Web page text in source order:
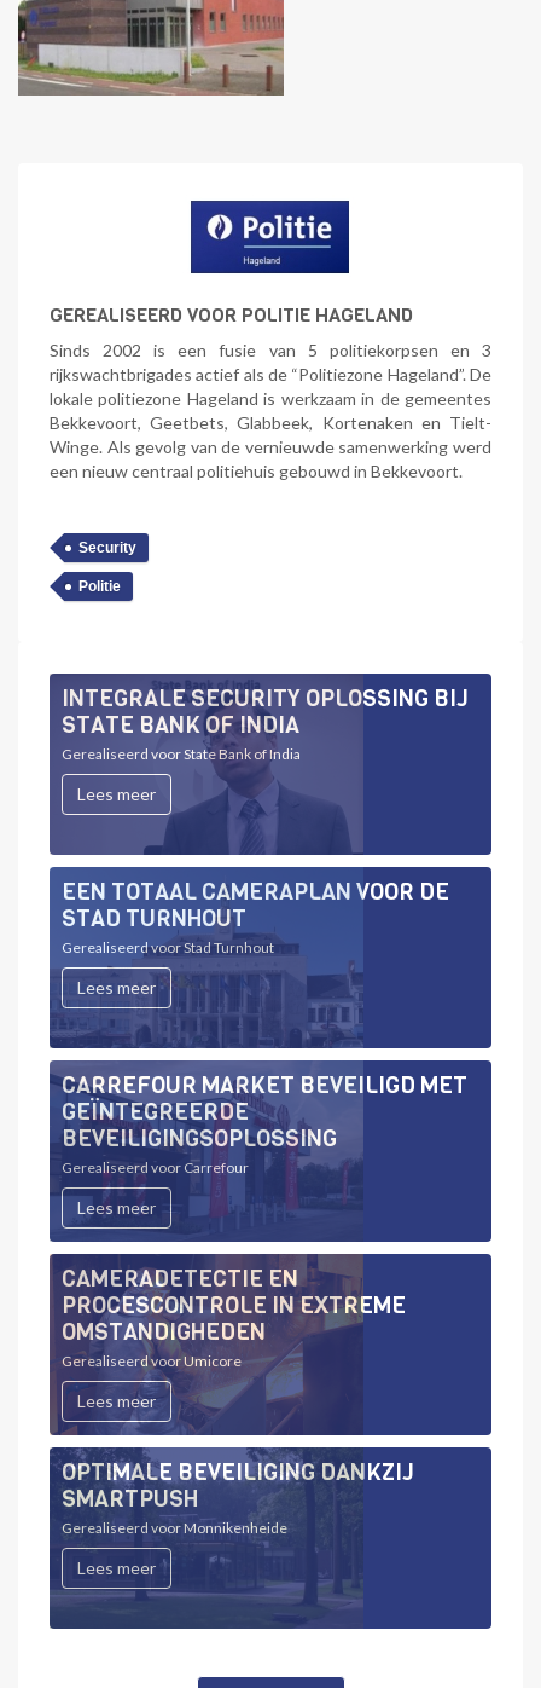
GEREALISEERD VOOR POLITIE HAGELAND
Sinds 2002 is een fusie van 5 politiekorpsen en 3
rijkswachtbrigades actief als de “Politiezone Hageland”. De
lokale politiezone Hageland is werkzaam in de gemeentes
Bekkevoort, Geetbets, Glabbeek, Kortenaken en Tielt-
Winge. Als gevolg van de vernieuwde samenwerking werd
een nieuw centraal politiehuis gebouwd in Bekkevoort.
Security
Politie
INTEGRALE SECURITY OPLOSSING BIJ
STATE BANK OF INDIA
Gerealiseerd voor State Bank of India
Lees meer
EEN TOTAAL CAMERAPLAN VOOR DE
STAD TURNHOUT
Gerealiseerd voor Stad Turnhout
Lees meer
CARREFOUR MARKET BEVEILIGD MET
GEÏNTEGREERDE
BEVEILIGINGSOPLOSSING
Gerealiseerd voor Carrefour
Lees meer
CAMERADETECTIE EN
PROCESCONTROLE IN EXTREME
OMSTANDIGHEDEN
Gerealiseerd voor Umicore
Lees meer
OPTIMALE BEVEILIGING DANKZIJ
SMARTPUSH
Gerealiseerd voor Monnikenheide
Lees meer